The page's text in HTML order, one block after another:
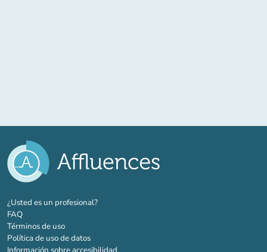
¿Usted es un profesional?(nueva pestaña)
FAQ
Términos de uso
Política de uso de datos